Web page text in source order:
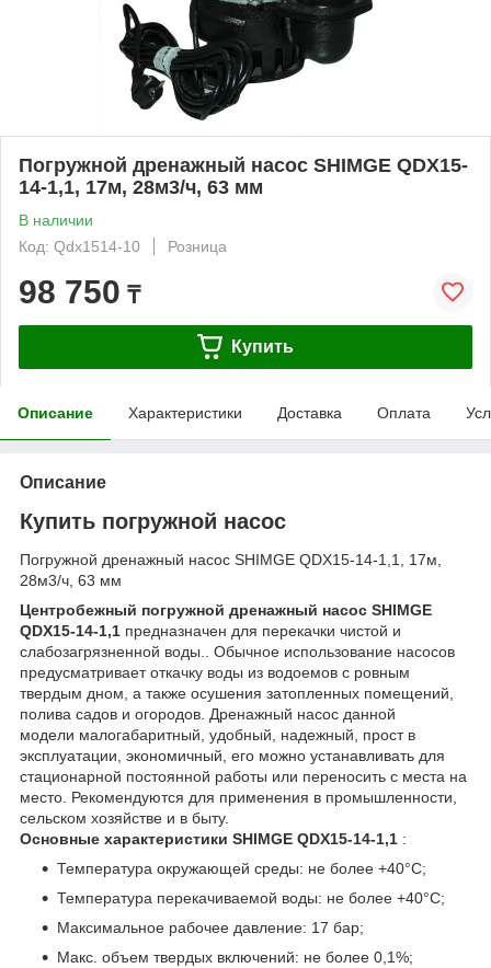
Погружной дренажный насос SHIMGE QDX15-
14-1,1, 17м, 28м3/ч, 63 мм
В наличии
Код: Qdx1514-10
Розница
98 750 ₸
Купить
Описание Характеристики Доставка Оплата
Описание
Купить погружной насос
Погружной дренажный насос SHIMGE QDX15-14-1,1, 17м,
28м3/ч, 63 мм
Центробежный погружной дренажный насос SHIMGE
QDX15-14-1,1 предназначен для перекачки чистой и
слабозагрязненной воды.. Обычное использование насосов
предусматривает откачку воды из водоемов с ровным
твердым дном, а также осушения затопленных помещений,
полива садов и огородов. Дренажный насос данной
модели малогабаритный, удобный, надежный, прост в
эксплуатации, экономичный, его можно устанавливать для
стационарной постоянной работы или переносить с места на
место. Рекомендуются для применения в промышленности,
сельском хозяйстве и в быту.
Основные характеристики SHIMGE QDX15-14-1,1 :
Температура окружающей среды: не более +40°С;
Температура перекачиваемой воды: не более +40°С;
Максимальное рабочее давление: 17 бар;
Макс. объем твердых включений: не более 0,1%;